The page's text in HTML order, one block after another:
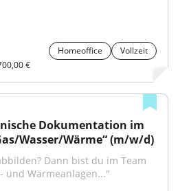
Homeoffice
Vollzeit
€
Dokumentation im
Wasser/Wärme“ (m/w/d)
Dann bist du im Team
und Wärmeanlagen..."